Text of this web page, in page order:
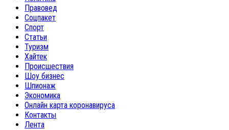
Правовед
Соцпакет
Спорт
Статьи
Туризм
Хайтек
Происшествия
Шоу бизнес
Шпионаж
Экономика
Онлайн карта коронавируса
Контакты
Лента